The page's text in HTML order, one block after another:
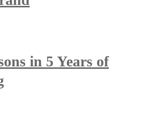
in 5 Years of